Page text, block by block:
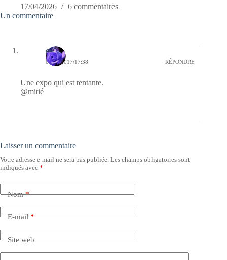
17/04/2026
6 commentaires
Un commentaire
covix
03/04/2017/17:38 RÉPONDRE
Une expo qui est tentante.
@mitié
Laisser un commentaire
Votre adresse e-mail ne sera pas publiée. Les champs obligatoires sont
indiqués avec *
Nom*
E-mail*
Site web